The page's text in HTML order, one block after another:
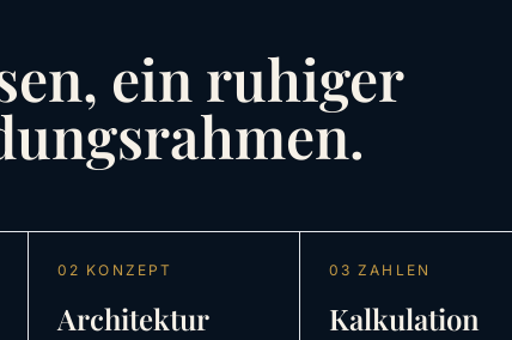
ein ruhiger
02 KONZEPT
Architektur
03 ZAHLEN
Kalkulation